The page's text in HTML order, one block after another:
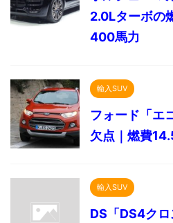
2.0Lターボの
400馬力
輸入SUV
フォード「エ
欠点｜燃費
輸入SUV
DS「DS4クロ